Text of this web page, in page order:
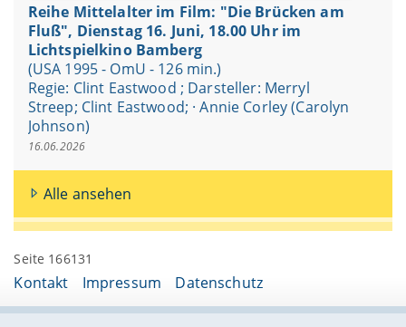
Reihe Mittelalter im Film: "Die Brücken am
Fluß", Dienstag 16. Juni, 18.00 Uhr im
Lichtspielkino Bamberg
(USA 1995 - OmU - 126 min.)
Regie: Clint Eastwood ; Darsteller: Merryl
Streep; Clint Eastwood; · Annie Corley (Carolyn
Johnson)
16.06.2026
Alle ansehen
Seite 166131
Kontakt Impressum Datenschutz